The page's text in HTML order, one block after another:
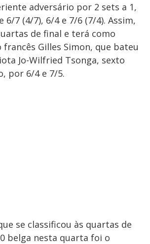
adversário por 2 sets a 1,
6/7 (4/7), 6/4 e 7/6 (7/4). Assim,
de final e terá como
Gilles Simon, que bateu
Jo-Wilfried Tsonga, sexto
por 6/4 e 7/5.
se classificou às quartas de
belga nesta quarta foi o